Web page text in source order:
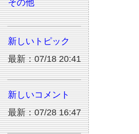
その他
新しいトピック
最新：07/18 20:41
新しいコメント
最新：07/28 16:47